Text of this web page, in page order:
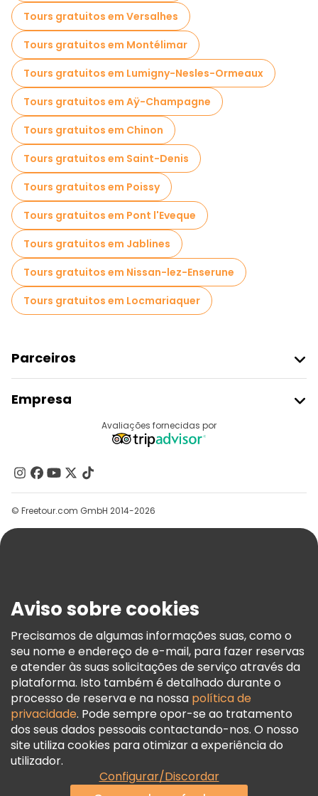
Tours gratuitos em Versalhes
Tours gratuitos em Montélimar
Tours gratuitos em Lumigny-Nesles-Ormeaux
Tours gratuitos em Aÿ-Champagne
Tours gratuitos em Chinon
Tours gratuitos em Saint-Denis
Tours gratuitos em Poissy
Tours gratuitos em Pont l'Eveque
Tours gratuitos em Jablines
Tours gratuitos em Nissan-lez-Enserune
Tours gratuitos em Locmariaquer
Parceiros
Registo Do Fornecedor
Programa De Afiliados
Empresa
Contacte-Nos
Grupos
Ajuda
Termos E Informações Legais
Política De Cookies
Freetour Prémios
Programa De Fidelidade
Avaliações fornecidas por
© Freetour.com GmbH 2014-2026
Aviso sobre cookies
Precisamos de algumas informações suas, como o
seu nome e endereço de e-mail, para fazer reservas
e atender às suas solicitações de serviço através da
plataforma. Isto também é detalhado durante o
processo de reserva e na nossa política de
privacidade. Pode sempre opor-se ao tratamento
dos seus dados pessoais contactando-nos. O nosso
site utiliza cookies para otimizar a experiência do
utilizador.
Configurar/Discordar